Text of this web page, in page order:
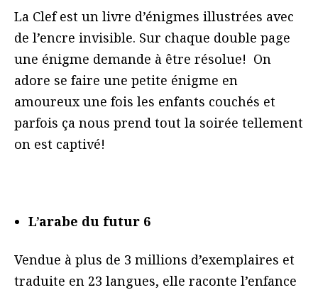
La Clef est un livre d’énigmes illustrées avec
de l’encre invisible. Sur chaque double page
une énigme demande à être résolue! On
adore se faire une petite énigme en
amoureux une fois les enfants couchés et
parfois ça nous prend tout la soirée tellement
on est captivé!
L’arabe du futur 6
Vendue à plus de 3 millions d’exemplaires et
traduite en 23 langues, elle raconte l’enfance